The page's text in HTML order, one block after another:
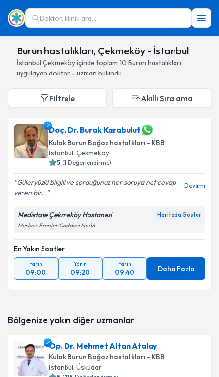
Doktor, klinik ara...
Burun hastalıkları, Çekmeköy - İstanbul
İstanbul Çekmeköyiçinde toplam 10 Burun hastalıkları
uygulayan doktor - uzman bulundu
Filtrele Akıllı Sıralama
Doç. Dr. Burak Karabulut
Kulak Burun Boğaz hastalıkları - KBB
İstanbul, Çekmeköy
5 (1 Değerlendirme)
Güleryüzlü bilgili ve sorduğunuz her soruya net cevap
veren bir...
Devamı
Medistate Çekmeköy Hastanesi Haritada Göster
Merkez, Erenler Caddesi No:16
En Yakın Saatler
Yarın
09:00
Yarın
09:20
Yarın
09:40 Daha Fazla
Bölgenize yakın diğer uzmanlar
Op. Dr. Mehmet Altan Atalay
Kulak Burun Boğaz hastalıkları - KBB
İstanbul, Üsküdar